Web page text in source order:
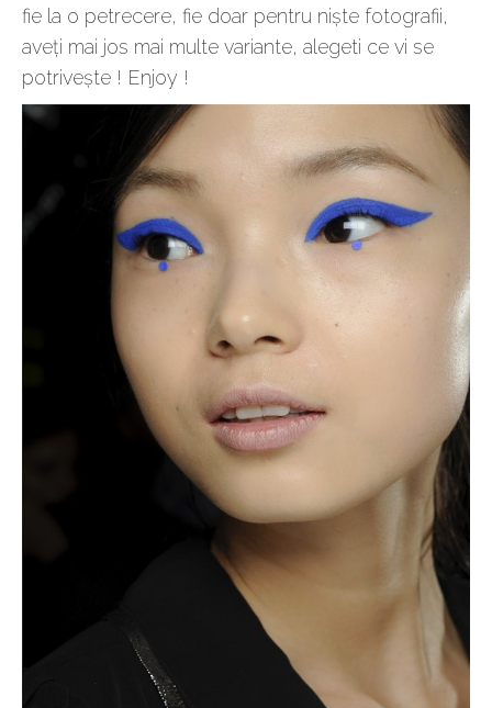
fie la o petrecere, fie doar pentru niște fotografii,
aveți mai jos mai multe variante, alegeti ce vi se
potrivește ! Enjoy !